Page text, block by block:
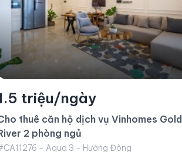
triệu/ngày
Cho thuê căn hộ dịch vụ ngắn hạn-Loại 1
phòng ngủ-57m2
- Central 2 - Hướng Đông
1 phòng ngủ